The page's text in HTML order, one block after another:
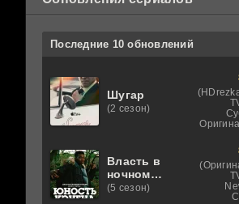
Последние 10 обновлений
Шугар
(2 сезон)
Власть в
ночном
городе.
(5 сезон)